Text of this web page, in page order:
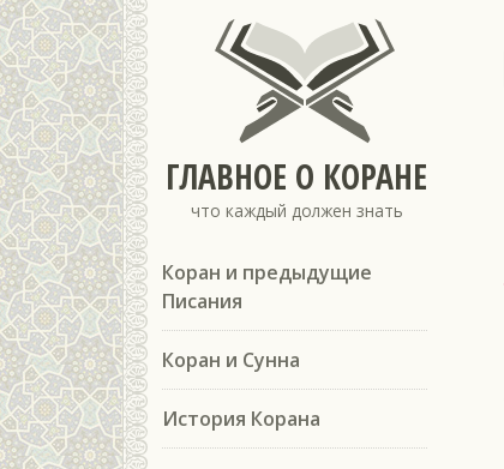
ГЛАВНОЕ О КОРАНЕ
что каждый должен знать
Коран и предыдущие
Писания
Коран и Сунна
История Корана